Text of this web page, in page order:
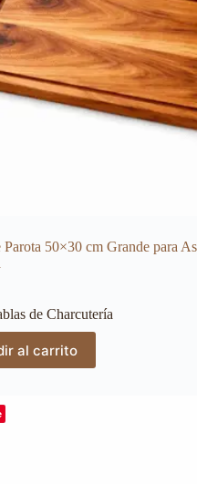
Parota 50×30 cm Grande para
de Charcutería
al carrito